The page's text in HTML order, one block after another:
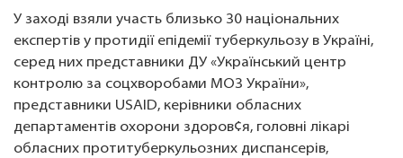
У заході взяли участь близько 30 національних
експертів у протидії епідемії туберкульозу в Україні,
серед них представники ДУ «Український центр
контролю за соцхворобами МОЗ України»,
представники USAID, керівники обласних
департаментів охорони здоров¢я, головні лікарі
обласних протитуберкульозних диспансерів,